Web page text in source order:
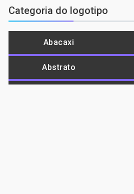
Categoria do logotipo
Abacaxi
Abstrato